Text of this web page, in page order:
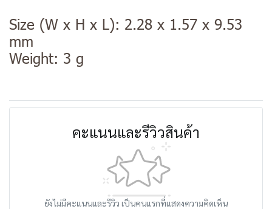
Size (W x H x L): 2.28 x 1.57 x 9.53
mm
Weight: 3 g
คะแนนและรีวิวสินค้า
ยังไม่มีคะแนนและรีวิว เป็นคนแรกที่แสดงความคิดเห็น